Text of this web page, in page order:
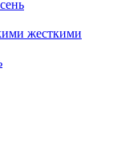
жесткими